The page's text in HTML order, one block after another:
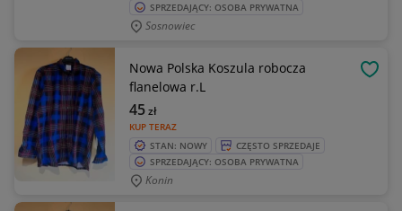
SPRZEDAJĄCY: OSOBA PRYWATNA
Sosnowiec
Nowa Polska Koszula robocza
flanelowa r.L
KUP TERAZ
45zł
STAN: NOWY
CZĘSTO SPRZEDAJE
SPRZEDAJĄCY: OSOBA PRYWATNA
Konin